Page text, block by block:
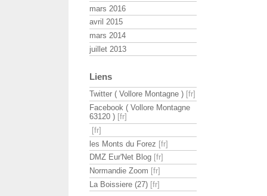
mars 2016
avril 2015
mars 2014
juillet 2013
Liens
Twitter ( Vollore Montagne )
Facebook ( Vollore Montagne
63120 )
les Monts du Forez
DMZ Eur'Net Blog
Normandie Zoom
La Boissiere (27)